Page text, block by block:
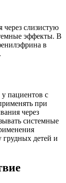
слизистую
эффекты. В
в
пациентов с
при
через
системные
грудных детей и